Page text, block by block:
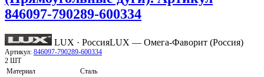
846097-790289-600334
LUX · РоссияLUX — Омега-Фаворит (Россия)
Артикул: 846097-790289-600334
2 ШТ
Материал
Сталь